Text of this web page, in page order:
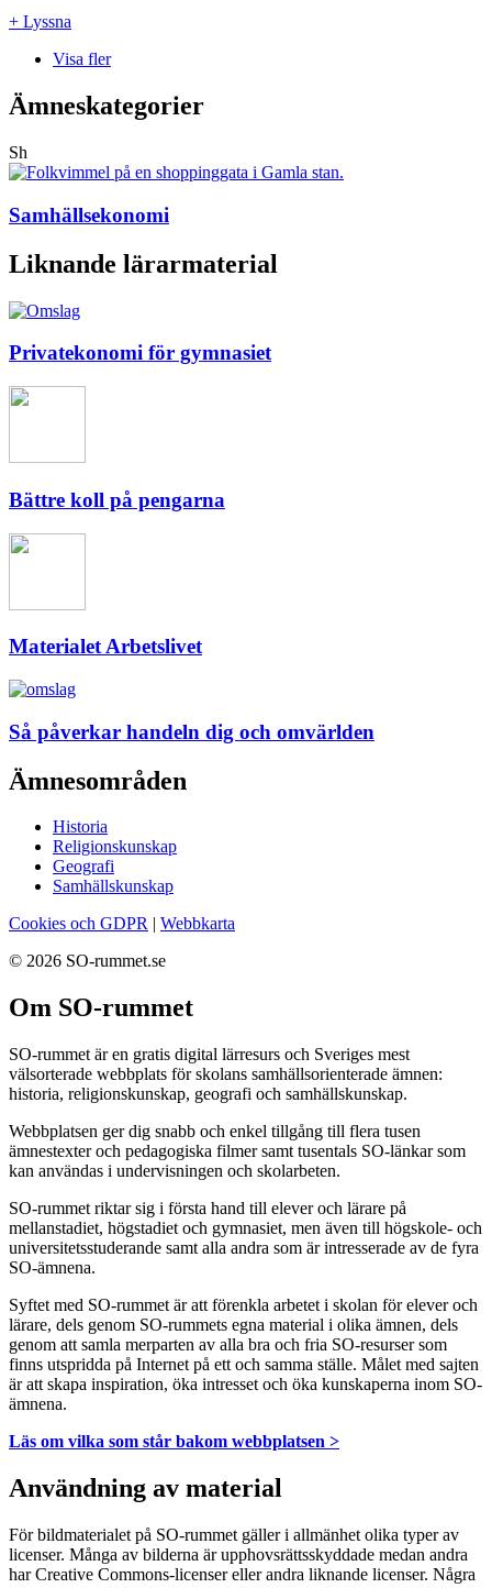
+ Lyssna
Visa fler
Ämneskategorier
Sh
Samhällsekonomi
Liknande lärarmaterial
Privatekonomi för gymnasiet
Bättre koll på pengarna
Materialet Arbetslivet
Så påverkar handeln dig och omvärlden
Ämnesområden
Historia
Religionskunskap
Geografi
Samhällskunskap
Cookies och GDPR
Webbkarta
© 2026 SO-rummet.se
Om SO-rummet
SO-rummet är en gratis digital lärresurs och Sveriges mest
välsorterade webbplats för skolans samhällsorienterade ämnen:
historia, religionskunskap, geografi och samhällskunskap.
Webbplatsen ger dig snabb och enkel tillgång till flera tusen
ämnestexter och pedagogiska filmer samt tusentals SO-länkar som
kan användas i undervisningen och skolarbeten.
SO-rummet riktar sig i första hand till elever och lärare på
mellanstadiet, högstadiet och gymnasiet, men även till högskole- och
universitetsstuderande samt alla andra som är intresserade av de fyra
SO-ämnena.
Syftet med SO-rummet är att förenkla arbetet i skolan för elever och
lärare, dels genom SO-rummets egna material i olika ämnen, dels
genom att samla merparten av alla bra och fria SO-resurser som
finns utspridda på Internet på ett och samma ställe. Målet med sajten
är att skapa inspiration, öka intresset och öka kunskaperna inom SO-
ämnena.
Läs om vilka som står bakom webbplatsen >
Användning av material
För bildmaterialet på SO-rummet gäller i allmänhet olika typer av
licenser. Många av bilderna är upphovsrättsskyddade medan andra
har Creative Commons-licenser eller andra liknande licenser. Några